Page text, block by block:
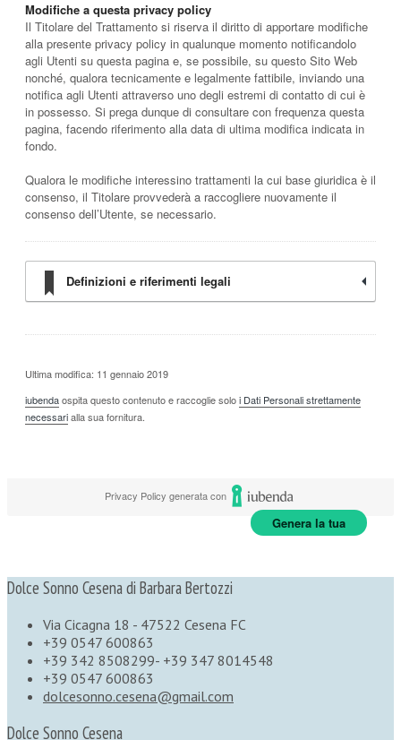
Modifiche a questa privacy policy
Il Titolare del Trattamento si riserva il diritto di apportare modifiche
alla presente privacy policy in qualunque momento notificandolo
agli Utenti su questa pagina e, se possibile, su questo Sito Web
nonché, qualora tecnicamente e legalmente fattibile, inviando una
notifica agli Utenti attraverso uno degli estremi di contatto di cui è
in possesso. Si prega dunque di consultare con frequenza questa
pagina, facendo riferimento alla data di ultima modifica indicata in
fondo.
Qualora le modifiche interessino trattamenti la cui base giuridica è il
consenso, il Titolare provvederà a raccogliere nuovamente il
consenso dell’Utente, se necessario.
Definizioni e riferimenti legali
Ultima modifica: 11 gennaio 2019
iubendaospita questo contenuto e raccoglie soloi Dati Personali strettamente
necessarialla sua fornitura.
Privacy Policy generata con
Genera la tua
Dolce Sonno Cesena di Barbara Bertozzi
Via Cicagna 18 - 47522 Cesena FC
+39 0547 600863
+39 342 8508299- +39 347 8014548
+39 0547 600863
dolcesonno.cesena@gmail.com
Dolce Sonno Cesena